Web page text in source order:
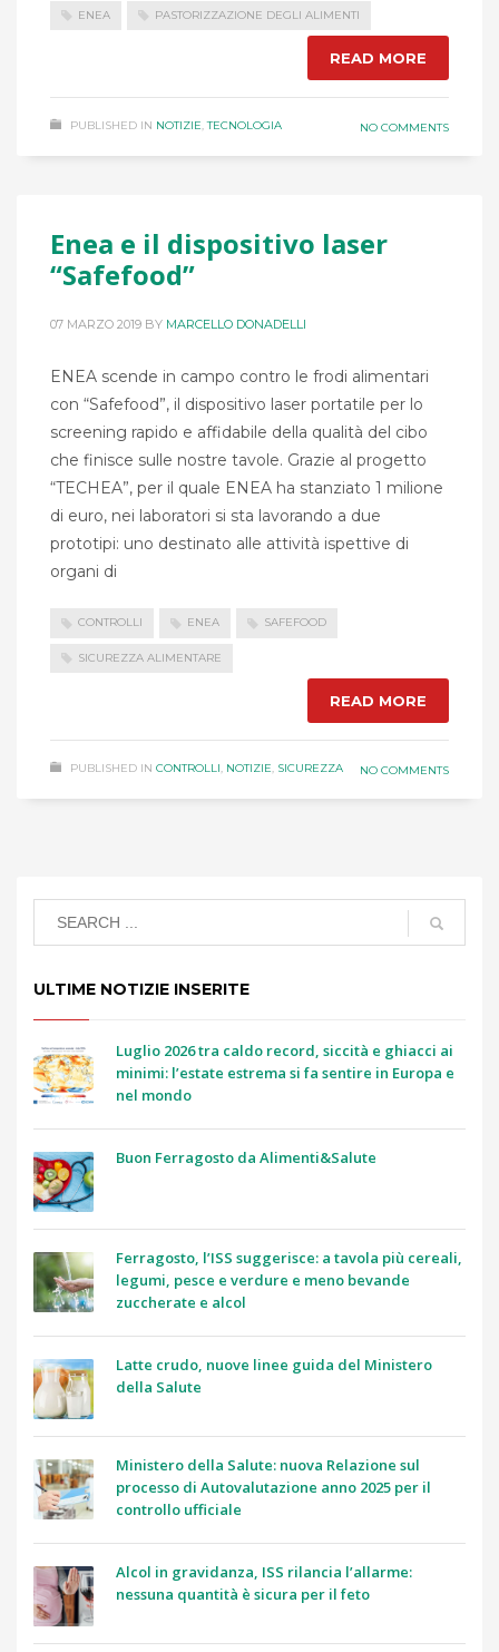
ENEA PASTORIZZAZIONE DEGLI ALIMENTI
READ MORE
PUBLISHED IN NOTIZIE,TECNOLOGIA NO COMMENTS
Enea e il dispositivo laser
“Safefood”
07 MARZO 2019 BY MARCELLO DONADELLI
ENEA scende in campo contro le frodi alimentari
con “Safefood”, il dispositivo laser portatile per lo
screening rapido e affidabile della qualità del cibo
che finisce sulle nostre tavole. Grazie al progetto
“TECHEA”, per il quale ENEA ha stanziato 1 milione
di euro, nei laboratori si sta lavorando a due
prototipi: uno destinato alle attività ispettive di
organi di
CONTROLLI ENEA SAFEFOOD
SICUREZZA ALIMENTARE
READ MORE
PUBLISHED IN CONTROLLI, NOTIZIE, SICUREZZA NO COMMENTS
ULTIME NOTIZIE INSERITE
Luglio 2026 tra caldo record, siccità e ghiacci ai
minimi: l’estate estrema si fa sentire in Europa e
nel mondo
Buon Ferragosto da Alimenti&Salute
Ferragosto, l’ISS suggerisce: a tavola più cereali,
legumi, pesce e verdure e meno bevande
zuccherate e alcol
Latte crudo, nuove linee guida del Ministero
della Salute
Ministero della Salute: nuova Relazione sul
processo di Autovalutazione anno 2025 per il
controllo ufficiale
Alcol in gravidanza, ISS rilancia l’allarme:
nessuna quantità è sicura per il feto